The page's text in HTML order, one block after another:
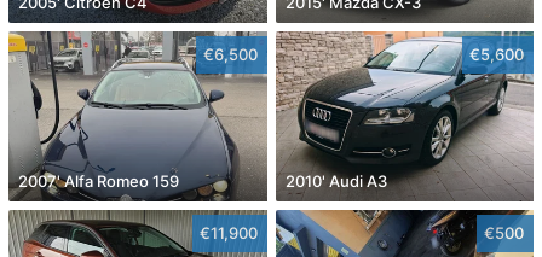
€6,500
2007' Alfa Romeo 159
€5,600
2010' Audi A3
€11,900 €500